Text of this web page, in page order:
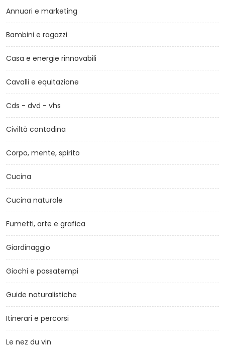
Annuari e marketing
Bambini e ragazzi
Casa e energie rinnovabili
Cavalli e equitazione
Cds - dvd - vhs
Civiltà contadina
Corpo, mente, spirito
Cucina
Cucina naturale
Fumetti, arte e grafica
Giardinaggio
Giochi e passatempi
Guide naturalistiche
Itinerari e percorsi
Le nez du vin